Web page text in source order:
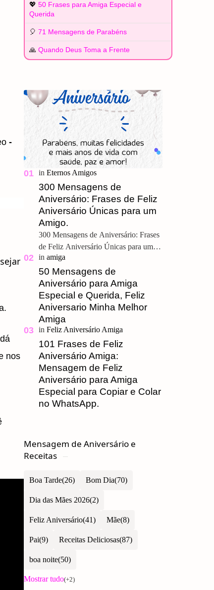
-
nos
💖 50 Frases para Amiga Especial e
Querida
🎈 71 Mensagens de Parabéns
🙏 Quando Deus Toma a Frente
300 Mensagens de
Aniversário: Frases de Feliz
Aniversário Únicas para um
Amigo.
300 Mensagens de Aniversário: Frases
de Feliz Aniversário Únicas para um
Amigo. Feliz Aniversário Meu
Querido, u ma grande amizade é um
presente pre…
50 Mensagens de
Aniversário para Amiga
Especial e Querida, Feliz
Aniversario Minha Melhor
Amiga
101 Frases de Feliz
Aniversário Amiga:
Mensagem de Feliz
Aniversário para Amiga
Especial para Copiar e Colar
no WhatsApp.
Mensagem de Aniversário e
Receitas
Boa Tarde Bom Dia
Dia das Mães 2026
Feliz Aniversário Mãe
Pai Receitas Deliciosas
boa noite